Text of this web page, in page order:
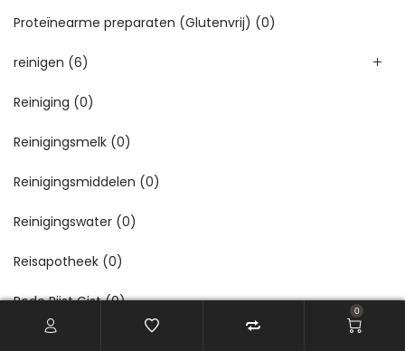
Proteïnearme preparaten (Glutenvrij) (0)
reinigen (6)
Reiniging (0)
Reinigingsmelk (0)
Reinigingsmiddelen (0)
Reinigingswater (0)
Reisapotheek (0)
Rode Rijst Gist (0)
0